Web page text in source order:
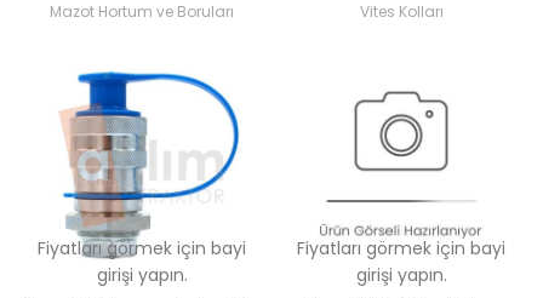
Mazot Hortum ve Boruları
Vites Kolları
Fiyatları görmek için bayi
girişi yapın.
Fiyatları görmek için bayi
girişi yapın.